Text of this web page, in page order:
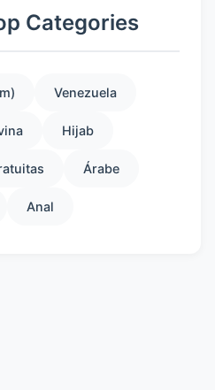
Categories
Venezuela
Hijab
Árabe
Anal